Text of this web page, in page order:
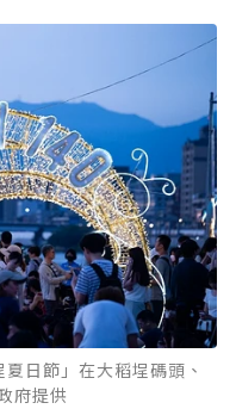
日節」在大稻埕碼頭、
府提供